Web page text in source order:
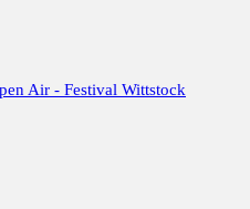
Air - Festival Wittstock